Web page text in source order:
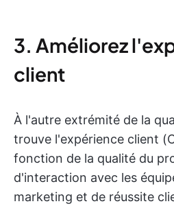
3. Améliorez
client
À l'autre extrémité de la
trouve l'expérience client
fonction de la qualité du
d'interaction avec les
marketing et de réussite